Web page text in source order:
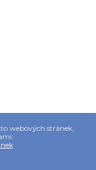
webových stránek,